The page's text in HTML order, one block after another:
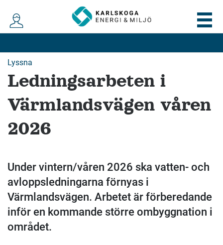
Lyssna
Ledningsarbeten i
Värmlandsvägen våren
2026
Under vintern/våren 2026 ska vatten- och
avloppsledningarna förnyas i
Värmlandsvägen. Arbetet är förberedande
inför en kommande större ombyggnation i
området.